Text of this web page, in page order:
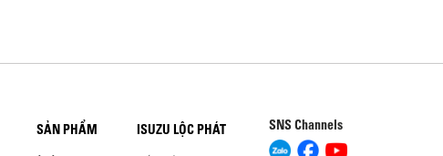
SẢN PHẨM ISUZU LỘC PHÁT SNS Channels